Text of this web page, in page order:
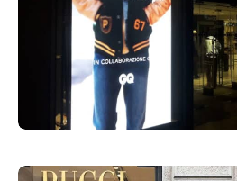
Vetrine 31 Marzo 2019